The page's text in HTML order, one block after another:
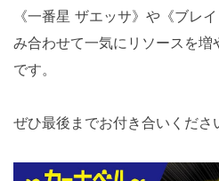
《一番星 ザエッサ》や《ブレ
み合わせて一気にリソースを増
です。
ぜひ最後までお付き合いくださ